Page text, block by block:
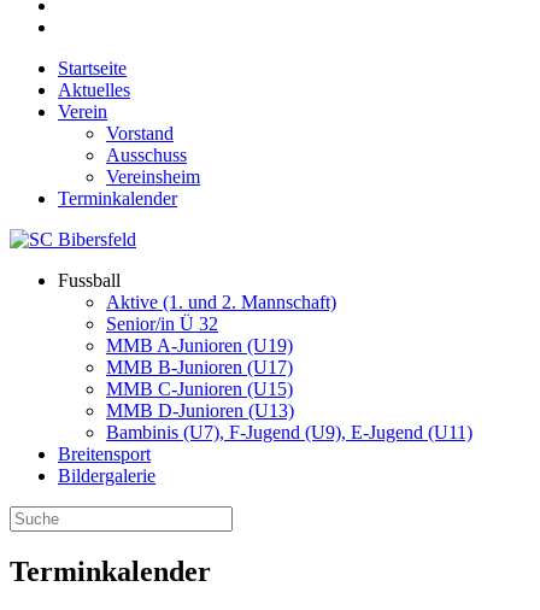
Startseite
Aktuelles
Verein
Vorstand
Ausschuss
Vereinsheim
Terminkalender
Fussball
Aktive (1. und 2. Mannschaft)
Senior/in Ü 32
MMB A-Junioren (U19)
MMB B-Junioren (U17)
MMB C-Junioren (U15)
MMB D-Junioren (U13)
Bambinis (U7), F-Jugend (U9), E-Jugend (U11)
Breitensport
Bildergalerie
Terminkalender